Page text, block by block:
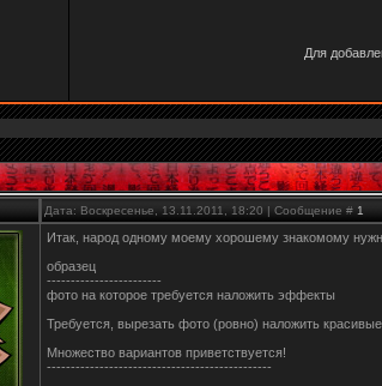
Для
Дата: Воскресенье, 13.11.2011, 18:20 | Сообщение # 1
Итак, народ одному моему хорошему знакомому
образец
------------------------
фото на которое требуется наложить эффекты
Требуется, вырезать фото (ровно) наложить
Множество вариантов приветствуется!
-----------------------------------------------